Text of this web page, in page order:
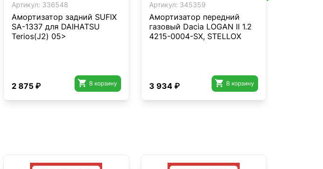
Артикул: 336548
Амортизатор задний SUFIX
SA-1337 для DAIHATSU
Terios(J2) 05>
2 875 ₽  В корзину
Артикул: 345359
Амортизатор передний
газовый Dacia LOGAN II 1.2
4215-0004-SX, STELLOX
3 934 ₽  В корзину